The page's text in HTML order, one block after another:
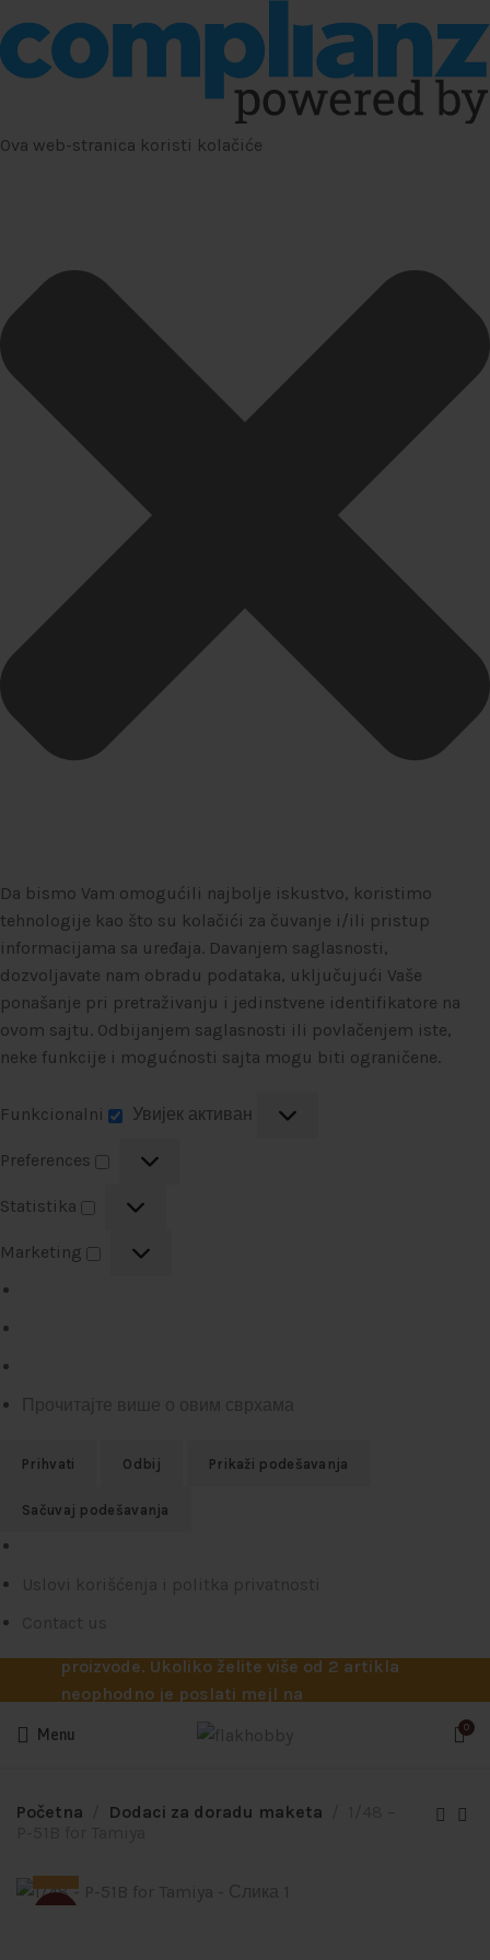
Ova web-stranica koristi kolačiće
Da bismo Vam omogućili najbolje iskustvo, koristimo
tehnologije kao što su kolačići za čuvanje i/ili pristup
informacijama sa uređaja. Davanjem saglasnosti,
dozvoljavate nam obradu podataka, uključujući Vaše
ponašanje pri pretraživanju i jedinstvene identifikatore na
ovom sajtu. Odbijanjem saglasnosti ili povlačenjem iste,
neke funkcije i mogućnosti sajta mogu biti ograničene.
Funkcionalni Увијек активан
Preferences
Statistika
Marketing
Prihvati Odbij Prikaži podešavanja
Sačuvaj podešavanja
proizvode. Ukoliko želite više od 2 artikla
neophodno je poslati mejl na
potrebna pomoć oko odabira.
Menu 0
Početna Dodaci za doradu maketa